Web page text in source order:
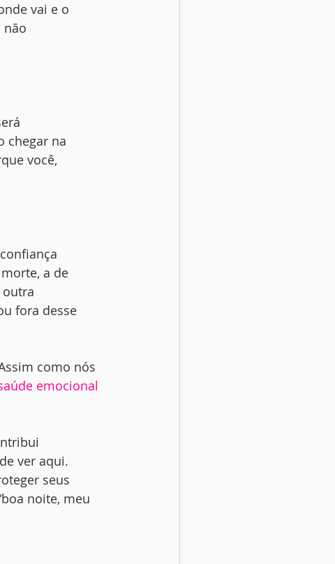
vai e o
não
chegar na
você,
a de
fora desse
como nós
emocional
ver aqui.
seus
noite, meu